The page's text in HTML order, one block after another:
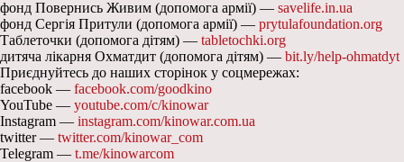
фонд Повернись Живим (допомога армії) — savelife.in.ua
фонд Сергія Притули (допомога армії) — prytulafoundation.org
Таблеточки (допомога дітям) — tabletochki.org
дитяча лікарня Охматдит (допомога дітям) — bit.ly/help-ohmatdyt
Приєднуйтесь до наших сторінок у соцмережах:
facebook — facebook.com/goodkino
YouTube — youtube.com/c/kinowar
Instagram — instagram.com/kinowar.com.ua
twitter — twitter.com/kinowar_com
Telegram — t.me/kinowarcom